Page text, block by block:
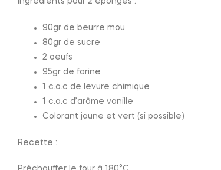
90gr de beurre mou
80gr de sucre
2 oeufs
95gr de farine
1 c.a.c de levure chimique
1 c.a.c d’arôme vanille
Colorant jaune et vert (si possible)
Recette :